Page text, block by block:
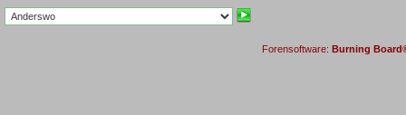
Forensoftware: Burning